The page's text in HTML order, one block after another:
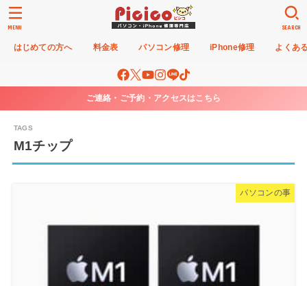
はじめての方へ 料金表 パソコン修理 iPhone修理 よくあ
SEARCH
MENU
ご連絡・ご予約・アクセスはこちら
M1チップ
パソコンの事